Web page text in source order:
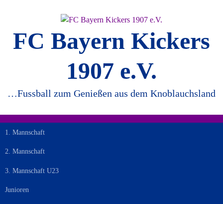
FC Bayern Kickers
1907 e.V.
…Fussball zum Genießen aus dem Knoblauchsland
1. Mannschaft
2. Mannschaft
3. Mannschaft U23
Junioren